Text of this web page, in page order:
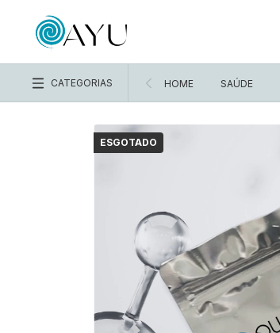
CATEGORIAS HOME SAÚDE
ESGOTADO